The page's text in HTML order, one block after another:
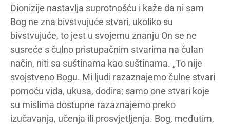
Dionizije nastavlja suprotnošću i kaže da ni sam
Bog ne zna bivstvujuće stvari, ukoliko su
bivstvujuće, to jest u svojemu znanju On se ne
susreće s čulno pristupačnim stvarima na čulan
način, niti sa suštinama kao suštinama. „To nije
svojstveno Bogu. Mi ljudi razaznajemo čulne stvari
pomoću vida, ukusa, dodira; samo one stvari koje
su mislima dostupne razaznajemo preko
izučavanja, učenja ili prosvjetljenja. Bog, međutim,